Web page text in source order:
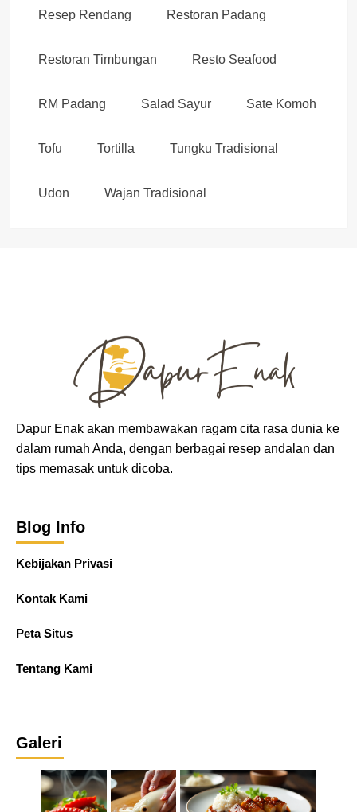
Resep Rendang Restoran Padang
Restoran Timbungan Resto Seafood
RM Padang Salad Sayur Sate Komoh
Tofu Tortilla Tungku Tradisional
Udon Wajan Tradisional
Dapur Enak akan membawakan ragam cita rasa dunia ke
dalam rumah Anda, dengan berbagai resep andalan dan
tips memasak untuk dicoba.
Blog Info
Kebijakan Privasi
Kontak Kami
Peta Situs
Tentang Kami
Galeri